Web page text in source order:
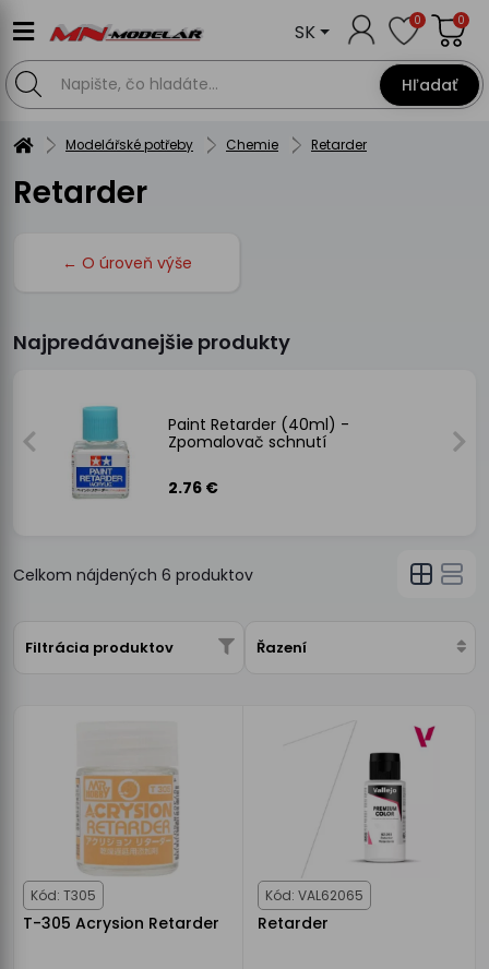
Hľadať
SK 0 0
Modelářské potřeby Chemie Retarder
Retarder
← O úroveň výše
Najpredávanejšie produkty
Paint Retarder (40ml) -
Zpomalovač schnutí
2.76 €
Celkom nájdených 6 produktov
Filtrácia produktov Řazení
Kód: T305
T-305 Acrysion Retarder
Kód: VAL62065
Retarder